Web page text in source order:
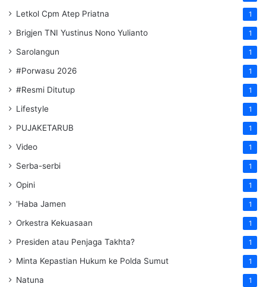
Letkol Cpm Atep Priatna 1
Brigjen TNI Yustinus Nono Yulianto 1
Sarolangun 1
#Porwasu 2026 1
#Resmi Ditutup 1
Lifestyle 1
PUJAKETARUB 1
Video 1
Serba-serbi 1
Opini 1
'Haba Jamen 1
Orkestra Kekuasaan 1
Presiden atau Penjaga Takhta? 1
Minta Kepastian Hukum ke Polda Sumut 1
Natuna 1